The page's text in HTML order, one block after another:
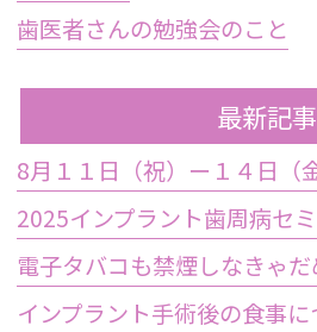
歯医者さんの勉強会のこと
最新記事